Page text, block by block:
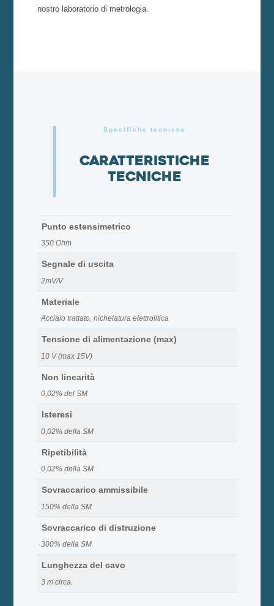
nostro laboratorio di metrologia.
Specifiche tecniche
Caratteristiche
tecniche
Punto estensimetrico
350 Ohm
Segnale di uscita
2mV/V
Materiale
Acciaio trattato, nichelatura elettrolitica
Tensione di alimentazione (max)
10 V (max 15V)
Non linearità
0,02% del SM
Isteresi
0,02% della SM
Ripetibilità
0,02% della SM
Sovraccarico ammissibile
150% della SM
Sovraccarico di distruzione
300% della SM
Lunghezza del cavo
3 m circa.